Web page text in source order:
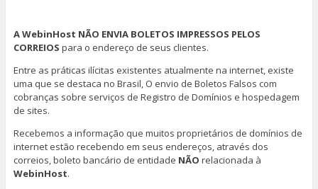
A WebinHost NÃO ENVIA BOLETOS IMPRESSOS PELOS
CORREIOS para o endereço de seus clientes.
Entre as práticas ilícitas existentes atualmente na internet, existe
uma que se destaca no Brasil, O envio de Boletos Falsos com
cobranças sobre serviços de Registro de Domínios e hospedagem
de sites.
Recebemos a informação que muitos proprietários de domínios de
internet estão recebendo em seus endereços, através dos
correios, boleto bancário de entidade NÃO relacionada à
WebinHost.